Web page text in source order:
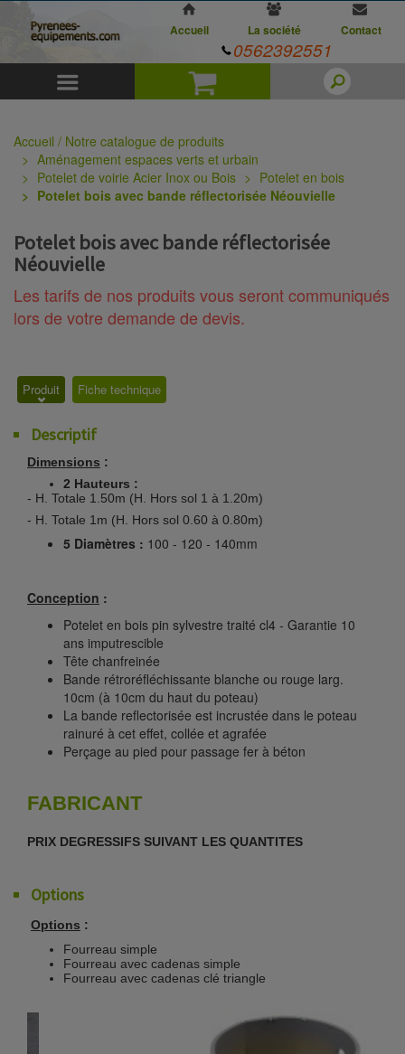
Panier
Accueil La société Contact
0562392551
Accueil / Notre catalogue de produits
Aménagement espaces verts et urbain
Potelet de voirie Acier Inox ou Bois
Potelet en bois
Potelet bois avec bande réflectorisée Néouvielle
Potelet bois avec bande réflectorisée
Néouvielle
Les tarifs de nos produits vous seront communiqués
lors de votre demande de devis.
Produit Fiche technique
Descriptif
Dimensions :
2 Hauteurs :
- H. Totale 1.50m (H. Hors sol 1 à 1.20m)
- H. Totale 1m (H. Hors sol 0.60 à 0.80m)
5 Diamètres : 100 - 120 - 140mm
Conception :
Potelet en bois pin sylvestre traité cl4 - Garantie 10
ans imputrescible
Tête chanfreinée
Bande rétroréfléchissante blanche ou rouge larg.
10cm (à 10cm du haut du poteau)
La bande reflectorisée est incrustée dans le poteau
rainuré à cet effet, collée et agrafée
Perçage au pied pour passage fer à béton
FABRICANT
PRIX DEGRESSIFS SUIVANT LES QUANTITES
Options
Options :
Fourreau simple
Fourreau avec cadenas simple
Fourreau avec cadenas clé triangle